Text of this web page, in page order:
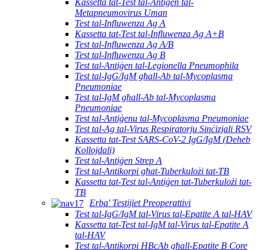
Metapneumovirus Uman
Test tal-Influwenza Ag A
Kassetta tat-Test tal-Influwenza Ag A+B
Test tal-Influwenza Ag A/B
Test tal-Influwenza Ag B
Test tal-Antiġen tal-Legionella Pneumophila
Test tal-IgG/IgM għall-Ab tal-Mycoplasma
Pneumoniae
Test tal-IgM għall-Ab tal-Mycoplasma
Pneumoniae
Test tal-Antiġenu tal-Mycoplasma Pneumoniae
Test tal-Ag tal-Virus Respiratorju Sinċizjali RSV
Kassetta tat-Test SARS-CoV-2 IgG/IgM (Deheb
Kollojdali)
Test tal-Antiġen Strep A
Test tal-Antikorpi għat-Tuberkulożi tat-TB
Kassetta tat-Test tal-Antiġen tat-Tuberkulożi tat-
TB
Erba' Testijiet Preoperattivi
Test tal-IgG/IgM tal-Virus tal-Epatite A tal-HAV
Kassetta tat-Test tal-IgM tal-Virus tal-Epatite A
tal-HAV
Test tal-Antikorpi HBcAb għall-Epatite B Core